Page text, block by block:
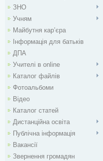
ЗНО
Учням
Майбутня кар’єра
Інформація для батьків
ДПА
Учителі в online
Каталог файлів
Фотоальбоми
Відео
Каталог статей
Дистанційна освіта
Публічна інформація
Вакансії
Звернення громадян